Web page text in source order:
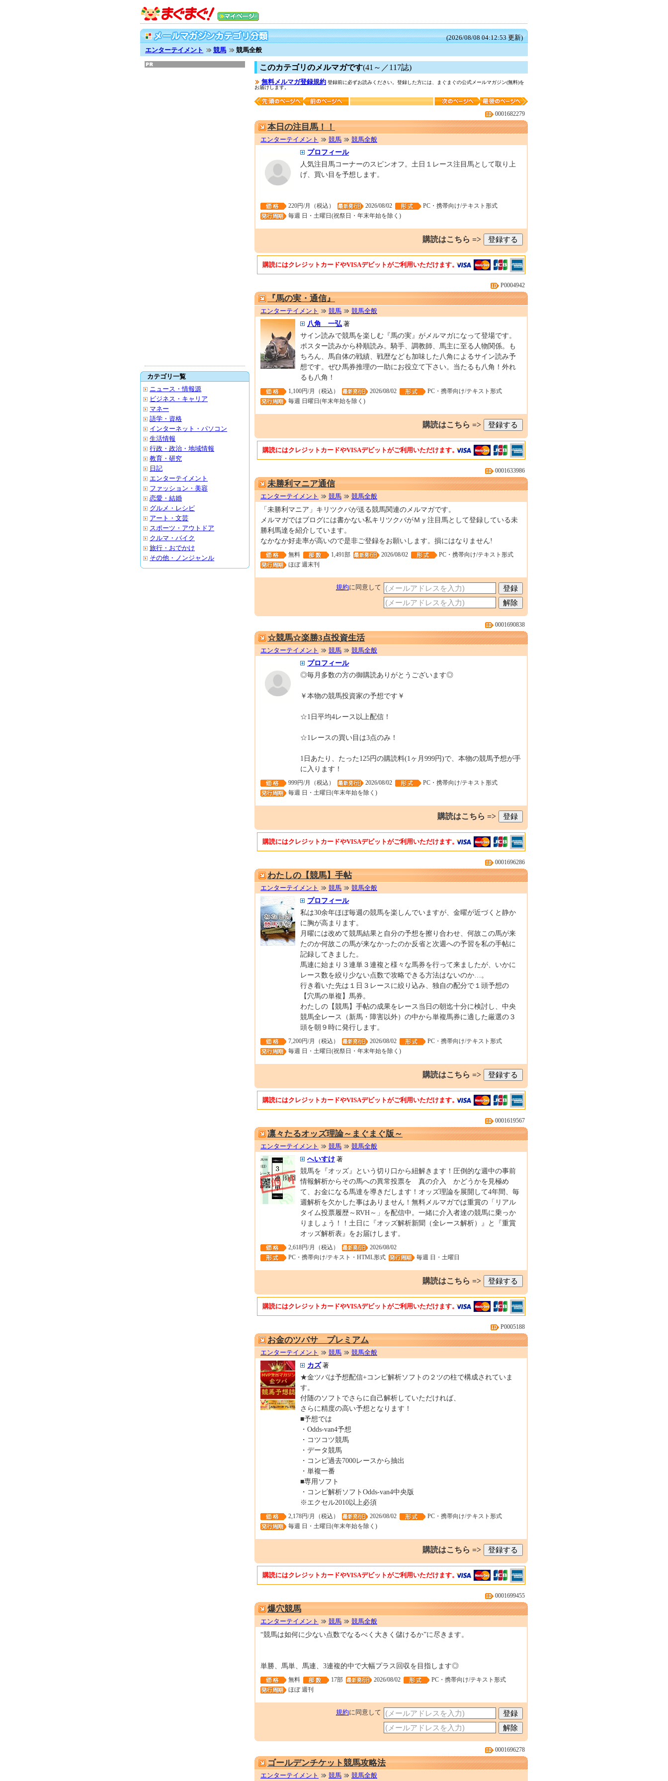
(2026/08/08 04:12:53 更新)
エンターテイメント
競馬 競馬全般
このカテゴリのメルマガです(41～／117誌)
無料メルマガ登録規約 登録前に必ずお読みください。登録した方には、まぐまぐの公式メールマガジン(無料)を
お届けします。
本日の注目馬！！
エンターテイメント 競馬 競馬全般
プロフィール
人気注目馬コーナーのスピンオフ。土日１レース注目馬として取り上
げ、買い目を予想します。
0001682279
220円/月（税込） 2026/08/02
PC・携帯向け/テキスト形式
毎週 日・土曜日(祝祭日・年末年始を除く)
購読はこちら =>
購読にはクレジットカードやVISAデビットがご利用いただけます。
『馬の実・通信』
エンターテイメント 競馬 競馬全般
八角 一弘 著
サイン読みで競馬を楽しむ『馬の実』がメルマガになって登場です。
ポスター読みから枠順読み。騎手、調教師、馬主に至る人物関係。も
ちろん、馬自体の戦績、戦歴なども加味した八角によるサイン読み予
想です。ぜひ馬券推理の一助にお役立て下さい。当たるも八角！外れ
るも八角！
P0004942
1,100円/月（税込） 2026/08/02
PC・携帯向け/テキスト形式
毎週 日曜日(年末年始を除く)
購読はこちら =>
購読にはクレジットカードやVISAデビットがご利用いただけます。
未勝利マニア通信
エンターテイメント 競馬 競馬全般
「未勝利マニア」キリツクバが送る競馬関連のメルマガです。
メルマガではブログには書かない私キリツクバがＭｙ注目馬として登録している未
勝利馬達を紹介しています。
なかなか好走率が高いので是非ご登録をお願いします。損にはなりません!
0001633986
無料 1,491部 2026/08/02
PC・携帯向け/テキスト形式
ほぼ 週末刊
規約に同意して
☆競馬☆楽勝3点投資生活
エンターテイメント 競馬 競馬全般
プロフィール
◎毎月多数の方の御購読ありがとうございます◎
￥本物の競馬投資家の予想です￥
☆1日平均4レース以上配信！
☆1レースの買い目は3点のみ！
1日あたり、たった125円の購読料(1ヶ月999円)で、本物の競馬予想が手
に入ります！
0001690838
999円/月（税込） 2026/08/02
PC・携帯向け/テキスト形式
毎週 日・土曜日(年末年始を除く)
購読はこちら =>
購読にはクレジットカードやVISAデビットがご利用いただけます。
わたしの【競馬】手帖
エンターテイメント 競馬 競馬全般
プロフィール
私は30余年ほぼ毎週の競馬を楽しんでいますが、金曜が近づくと静か
に胸が高まります。
月曜には改めて競馬結果と自分の予想を擦り合わせ、何故この馬が来
たのか何故この馬が来なかったのか反省と次週への予習を私の手帖に
記録してきました。
馬連に始まり３連単３連複と様々な馬券を行って来ましたが、いかに
レース数を絞り少ない点数で攻略できる方法はないのか…。
行き着いた先は１日３レースに絞り込み、独自の配分で１頭予想の
【穴馬の単複】馬券。
わたしの【競馬】手帖の成果をレース当日の朝迄十分に検討し、中央
競馬全レース（新馬・障害以外）の中から単複馬券に適した厳選の３
頭を朝９時に発行します。
0001696286
7,200円/月（税込） 2026/08/02
PC・携帯向け/テキスト形式
毎週 日・土曜日(祝祭日・年末年始を除く)
購読はこちら =>
購読にはクレジットカードやVISAデビットがご利用いただけます。
凛々たるオッズ理論～まぐまぐ版～
エンターテイメント 競馬 競馬全般
へいすけ 著
競馬を『オッズ』という切り口から紐解きます！圧倒的な週中の事前
情報解析からその馬への異常投票を 真の介入 かどうかを見極め
て、お金になる馬達を導きだします！オッズ理論を展開して4年間、毎
週解析を欠かした事はありません！無料メルマガでは重賞の「リアル
タイム投票履歴～RVH～」を配信中。一緒に介入者達の競馬に乗っか
りましょう！！土日に『オッズ解析新聞（全レース解析）』と『重賞
オッズ解析表』をお届けします。
0001619567
2,618円/月（税込）
2026/08/02
PC・携帯向け/テキスト・HTML形式
毎週 日・土曜日
購読はこちら =>
購読にはクレジットカードやVISAデビットがご利用いただけます。
お金のツバサ プレミアム
エンターテイメント 競馬 競馬全般
カズ著
★金ツバは予想配信+コンピ解析ソフトの２ツの柱で構成されていま
す。
付随のソフトでさらに自己解析していただければ、
さらに精度の高い予想となります！
■予想では
・Odds-van4予想
・コツコツ競馬
・データ競馬
・コンピ過去7000レースから抽出
・単複一番
■専用ソフト
・コンピ解析ソフトOdds-van4中央版
※エクセル2010以上必須
P0005188
2,178円/月（税込） 2026/08/02
PC・携帯向け/テキスト形式
毎週 日・土曜日(年末年始を除く)
購読はこちら =>
購読にはクレジットカードやVISAデビットがご利用いただけます。
爆穴競馬
エンターテイメント 競馬 競馬全般
“競馬は如何に少ない点数でなるべく大きく儲けるか”に尽きます。
単勝、馬単、馬連、3連複的中で大幅プラス回収を目指します◎
0001699455
無料 17部 2026/08/02
PC・携帯向け/テキスト形式
ほぼ 週刊
規約に同意して
ゴールデンチケット競馬攻略法
エンターテイメント 競馬 競馬全般
0001696278
カテゴリ一覧
ニュース・情報源
ビジネス・キャリア
マネー
語学・資格
インターネット・パソコン
生活情報
行政・政治・地域情報
教育・研究
日記
エンターテイメント
ファッション・美容
恋愛・結婚
グルメ・レシピ
アート・文芸
スポーツ・アウトドア
クルマ・バイク
旅行・おでかけ
その他・ノンジャンル